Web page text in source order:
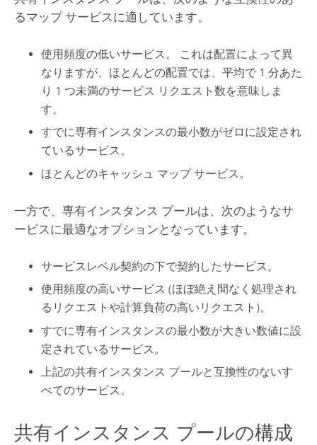
るマップ サービスに適しています。
使用頻度の低いサービス。 これは配置によって異
なりますが、ほとんどの配置では、平均で 1 分あた
り 1 つ未満のサービス リクエスト数を意味しま
す。
すでに専有インスタンスの最小数がゼロに設定され
ているサービス。
ほとんどのキャッシュ マップ サービス。
一方で、専有インスタンス プールは、次のようなサ
ービスに最適なオプションとなっています。
サービスレベル契約の下で契約したサービス。
使用頻度の高いサービス (ほぼ絶え間なく処理され
るリクエストや計算負荷の高いリクエスト)。
すでに専有インスタンスの最小数が大きい数値に設
定されているサービス。
上記の共有インスタンス プールと互換性のないす
べてのサービス。
共有インスタンス プールの構成